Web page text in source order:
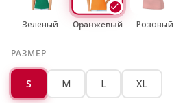
Зеленый Оранжевый Розовый
РАЗМЕР
S M L XL